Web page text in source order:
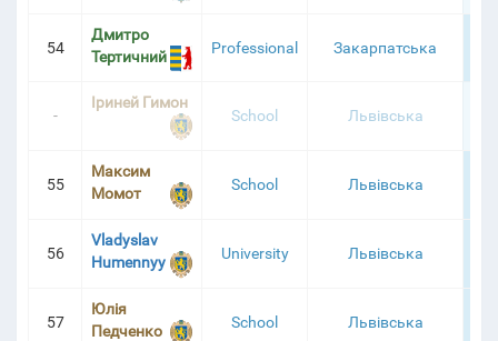
54
Дмитро
Тертичний
Professional Закарпатська
-
Іриней Гимон
School Львівська
55
Максим
Момот
School Львівська
56
Vladyslav
Humennyy
University Львівська
57
Юлія
Педченко
School Львівська